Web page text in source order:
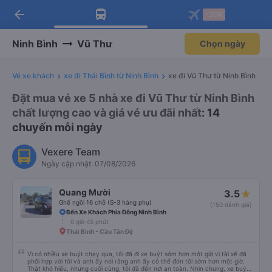
Tải app Vexere ngay!
Nhận ưu đãi thành viên độc
Mở app
Tải app Vexere
-30k/ghế khi đặt vé máy bay qua
Mở app
arrow_back
Ninh Bình Vũ Thư Chọn ngày
Vé xe khách xe đi Thái Bình từ Ninh Bình xe đi Vũ Thư từ Ninh Bình
Đặt mua vé xe 5 nhà xe đi Vũ Thư từ Ninh Bình
chất lượng cao và giá vé ưu đãi nhất: 14
chuyến mỗi ngày
Vexere Team
Ngày cập nhật: 07/08/2026
Quang Mười
Ghế ngồi 16 chỗ (S-3 hàng phụ)
3.5
(150 đánh giá)
Bến Xe Khách Phía Đông Ninh Bình
0 giờ 45 phút
Thái Bình - Cầu Tân Đệ
Vì có nhiều xe buýt chạy qua, tôi đã đi xe buýt sớm hơn một giờ vì tài xế đã
phối hợp với tôi và anh ấy nói rằng anh ấy có thể đón tôi sớm hơn một giờ.
Thật khó hiểu, nhưng cuối cùng, tôi đã đến nơi an toàn. Nhìn chung, xe buýt